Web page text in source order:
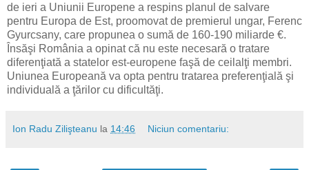
de ieri a Uniunii Europene a respins planul de salvare
pentru Europa de Est, proomovat de premierul ungar, Ferenc
Gyurcsany, care propunea o sumă de 160-190 miliarde €.
Însăşi România a opinat că nu este necesară o tratare
diferenţiată a statelor est-europene faşă de ceilalţi membri.
Uniunea Europeană va opta pentru tratarea preferenţială şi
individuală a ţărilor cu dificultăţi.
Ion Radu Zilişteanu la 14:46 Niciun comentariu: